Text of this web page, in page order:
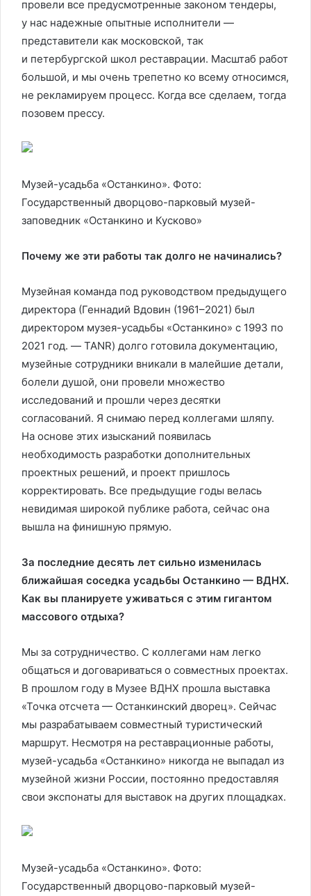
провели все предусмотренные законом тендеры,
у нас надежные опытные исполнители —
представители как московской, так
и петербургской школ реставрации. Масштаб работ
большой, и мы очень трепетно ко всему относимся,
не рекламируем процесс. Когда все сделаем, тогда
позовем прессу.
Музей-усадьба «Останкино». Фото:
Государственный дворцово-парковый музей-
заповедник «Останкино и Кусково»
Почему же эти работы так долго не начинались?
Музейная команда под руководством предыдущего
директора (Геннадий Вдовин (1961–2021) был
директором музея-усадьбы «Останкино» с 1993 по
2021 год. — TANR) долго готовила документацию,
музейные сотрудники вникали в малейшие детали,
болели душой, они провели множество
исследований и прошли через десятки
согласований. Я снимаю перед коллегами шляпу.
На основе этих изысканий появилась
необходимость разработки дополнительных
проектных решений, и проект пришлось
корректировать. Все предыдущие годы велась
невидимая широкой публике работа, сейчас она
вышла на финишную прямую.
За последние десять лет сильно изменилась
ближайшая соседка усадьбы Останкино — ВДНХ.
Как вы планируете уживаться с этим гигантом
массового отдыха?
Мы за сотрудничество. С коллегами нам легко
общаться и договариваться о совместных проектах.
В прошлом году в Музее ВДНХ прошла выставка
«Точка отсчета — Останкинский дворец». Сейчас
мы разрабатываем совместный туристический
маршрут. Несмотря на реставрационные работы,
музей-усадьба «Останкино» никогда не выпадал из
музейной жизни России, постоянно предоставляя
свои экспонаты для выставок на других площадках.
Музей-усадьба «Останкино». Фото:
Государственный дворцово-парковый музей-